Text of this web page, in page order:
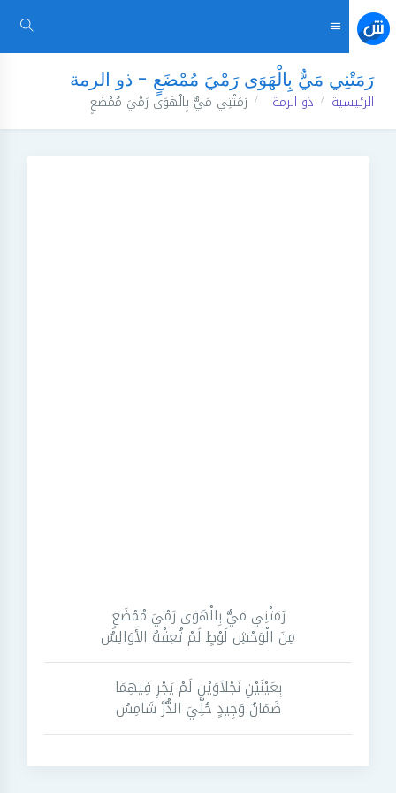
رَمَتْنِي مَيٌّ بِالْهَوَى رَمْيَ مُمْضَعٍ - ذو الرمة
الرئيسية ذو الرمة رَمَتْنِي مَيٌّ بِالْهَوَى رَمْيَ مُمْضَعٍ
رَمَتْنِي مَيٌّ بِالْهَوَى رَمْيَ مُمْضَعٍ
مِنَ الْوَحْشِ لَوْطٍ لَمْ تُعِقْهُ الأَوَالِسُ
بِعَيْنَيْنِ نَجْلاَوَيْنِ لَمْ يَجْرِ فِيهِمَا
ضَمَانٌ وَجِيدٍ حُلِّيَ الدُّرَّ شَامِسُ